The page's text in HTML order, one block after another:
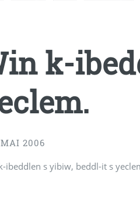
k-
MAI 2006
ibeddlen s yibiw, beddl-it s